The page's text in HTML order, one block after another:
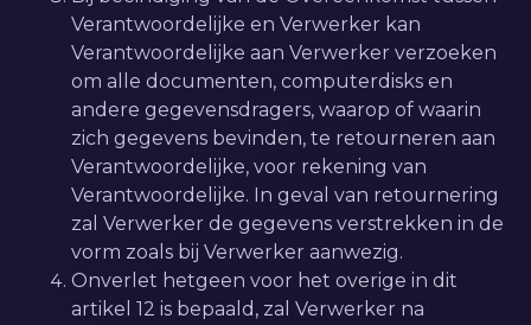
Verantwoordelijke en Verwerker kan
Verantwoordelijke aan Verwerker verzoeken
om alle documenten, computerdisks en
andere gegevensdragers, waarop of waarin
zich gegevens bevinden, te retourneren aan
Verantwoordelijke, voor rekening van
Verantwoordelijke. In geval van retournering
zal Verwerker de gegevens verstrekken in de
vorm zoals bij Verwerker aanwezig.
Onverlet hetgeen voor het overige in dit
artikel 12 is bepaald, zal Verwerker na